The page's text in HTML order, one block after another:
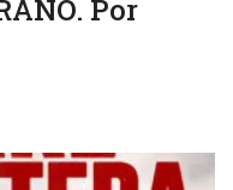
Por